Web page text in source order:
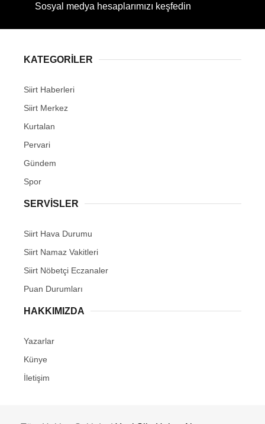
Sosyal medya hesaplarımızı keşfedin
KATEGORİLER
Siirt Haberleri
Siirt Merkez
Kurtalan
Pervari
Gündem
Spor
SERVİSLER
Siirt Hava Durumu
Siirt Namaz Vakitleri
Siirt Nöbetçi Eczanaler
Puan Durumları
HAKKIMIZDA
Yazarlar
Künye
İletişim